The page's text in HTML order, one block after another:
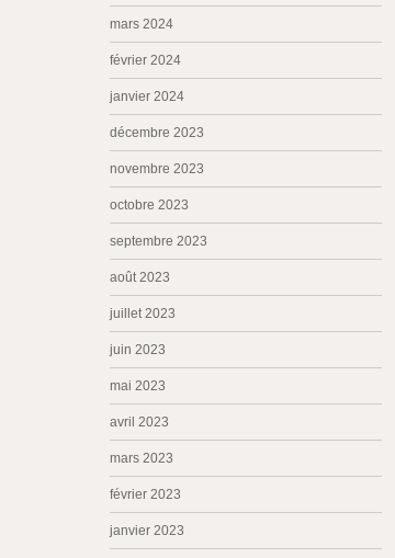
mars 2024
février 2024
janvier 2024
décembre 2023
novembre 2023
octobre 2023
septembre 2023
août 2023
juillet 2023
juin 2023
mai 2023
avril 2023
mars 2023
février 2023
janvier 2023